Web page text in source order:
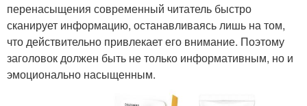
перенасыщения современный читатель быстро
сканирует информацию, останавливаясь лишь на том,
что действительно привлекает его внимание. Поэтому
заголовок должен быть не только информативным, но и
эмоционально насыщенным.